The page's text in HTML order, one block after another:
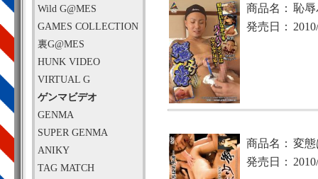
Wild G@MES
GAMES COLLECTION
裏G@MES
HUNK VIDEO
VIRTUAL G
ゲンマビデオ
GENMA
SUPER GENMA
ANIKY
TAG MATCH
商品名： 恥
発売日：
商品名： 変
発売日：